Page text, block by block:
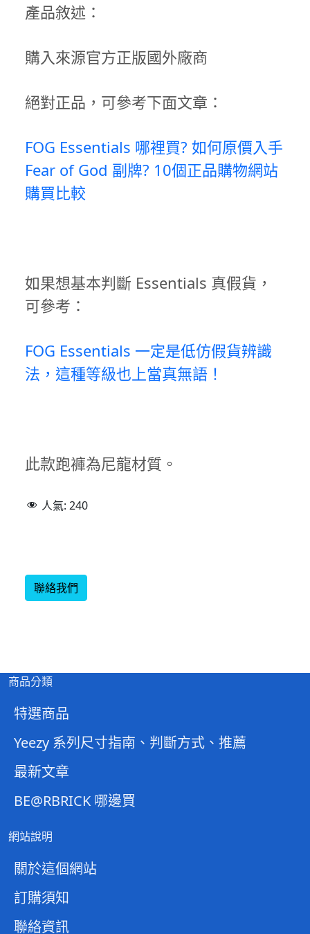
產品敘述：
購入來源官方正版國外廠商
絕對正品，可參考下面文章：
FOG Essentials 哪裡買? 如何原價入手
Fear of God 副牌? 10個正品購物網站
購買比較
如果想基本判斷 Essentials 真假貨，
可參考：
FOG Essentials 一定是低仿假貨辨識
法，這種等級也上當真無語！
此款跑褲為尼龍材質。
人氣: 240
聯絡我們
商品分類
特選商品
Yeezy 系列尺寸指南、判斷方式、推薦
最新文章
BE@RBRICK 哪邊買
網站說明
關於這個網站
訂購須知
聯絡資訊